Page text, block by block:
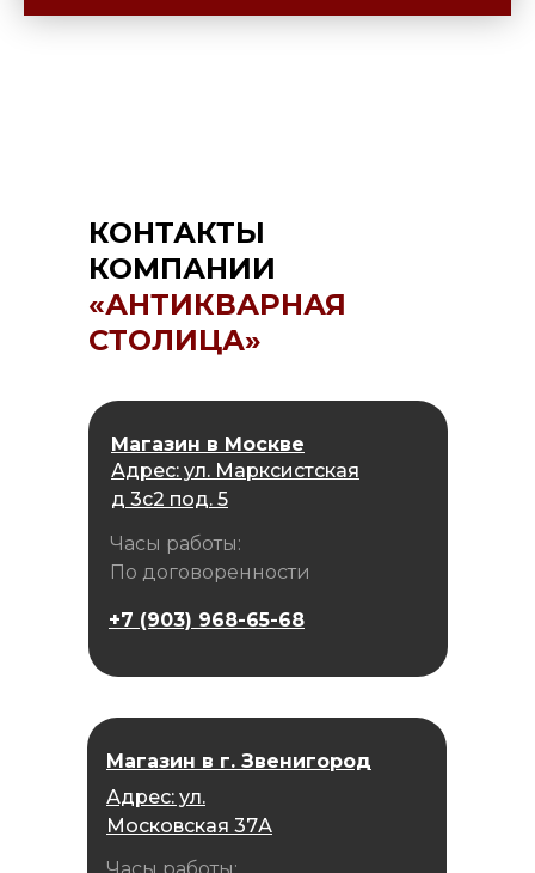
КОНТАКТЫ
КОМПАНИИ
«АНТИКВАРНАЯ
СТОЛИЦА»
Магазин в Москве
Адрес: ул. Марксистская
д 3с2 под. 5
Часы работы:
По договоренности
Магазин в г. Звенигород
Адрес: ул.
Московская 37А
+7 (903) 968-65-68